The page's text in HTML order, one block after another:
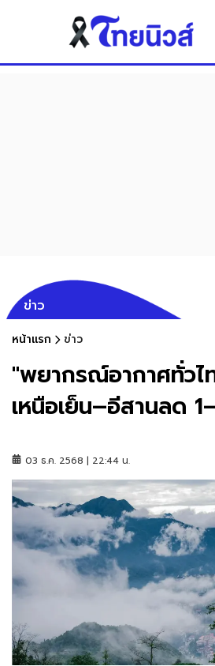
ข่าว
หน้าแรก ข่าว
"พยากรณ์อากาศทั่วไ
เหนือเย็น–อีสานลด
03 ธ.ค. 2568 | 22:44 น.